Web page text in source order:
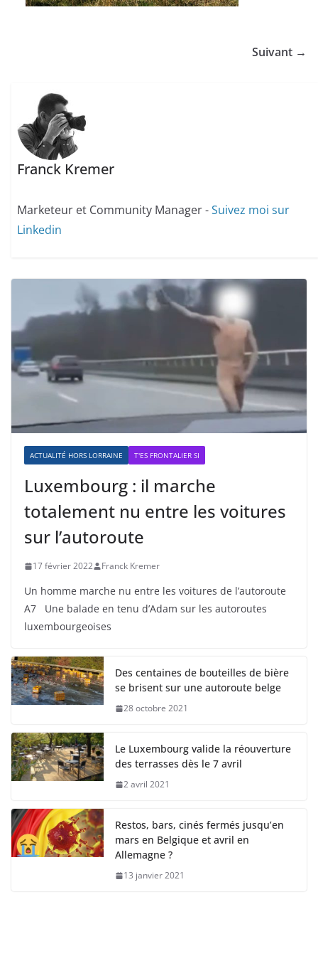
Suivant →
Franck Kremer
Marketeur et Community Manager -Suivez moi sur
Linkedin
ACTUALITÉ HORS LORRAINE T'ES FRONTALIER SI
Luxembourg : il marche
totalement nu entre les voitures
sur l’autoroute
17 février 2022 Franck Kremer
Un homme marche nu entre les voitures de l’autoroute
A7 Une balade en tenu d’Adam sur les autoroutes
luxembourgeoises
Des centaines de bouteilles de bière
se brisent sur une autoroute belge
28 octobre 2021
Le Luxembourg valide la réouverture
des terrasses dès le 7 avril
2 avril 2021
Restos, bars, cinés fermés jusqu’en
mars en Belgique et avril en
Allemagne ?
13 janvier 2021